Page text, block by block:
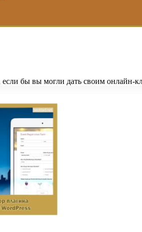
бы вы могли дать своим онлайн-